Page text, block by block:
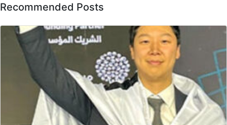
Recommended Posts